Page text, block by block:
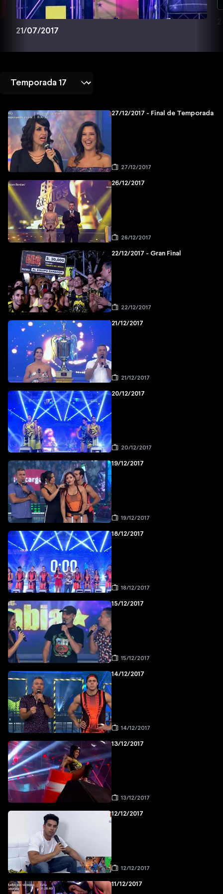
21/07/2017
27/12/2017 - Final de Temporada
27/12/2017
26/12/2017
26/12/2017
22/12/2017 - Gran Final
22/12/2017
21/12/2017
21/12/2017
20/12/2017
20/12/2017
19/12/2017
19/12/2017
18/12/2017
18/12/2017
15/12/2017
15/12/2017
14/12/2017
14/12/2017
13/12/2017
13/12/2017
12/12/2017
12/12/2017
11/12/2017